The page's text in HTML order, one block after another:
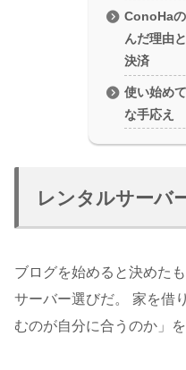
ConoHa
んだ理由
決済
使い始め
な手応え
レンタルサーバ
ブログを始めると決めた
サーバー選びだ。 家を借
むのが自分に合うのか」